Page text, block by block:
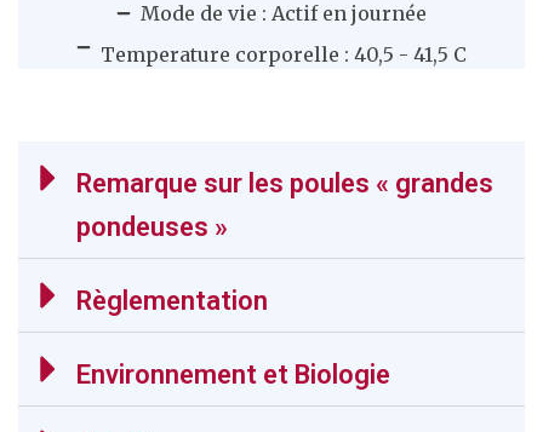
Mode de vie : Actif en journée
Temperature corporelle : 40,5 - 41,5 C
Remarque sur les poules « grandes
pondeuses »
Règlementation
Environnement et Biologie